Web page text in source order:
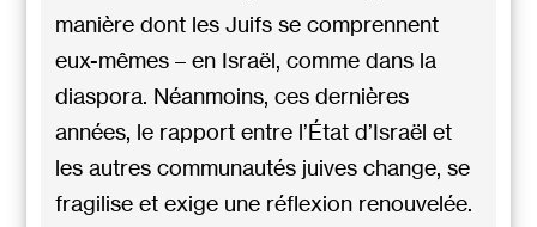
manière dont les Juifs se comprennent
eux-mêmes – en Israël, comme dans la
diaspora. Néanmoins, ces dernières
années, le rapport entre l’État d’Israël et
les autres communautés juives change, se
fragilise et exige une réflexion renouvelée.